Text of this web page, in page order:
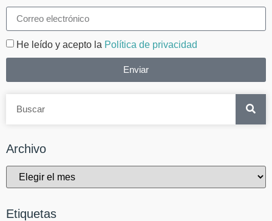
He leído y acepto la Política de privacidad
Enviar
Archivo
Etiquetas